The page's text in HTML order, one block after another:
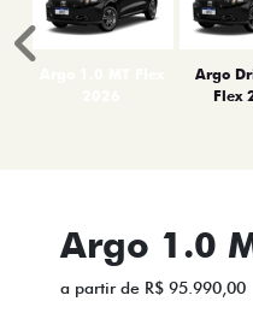
Argo
Flex
Anterior
Argo 1.0
a partir de R$ 95.990,00